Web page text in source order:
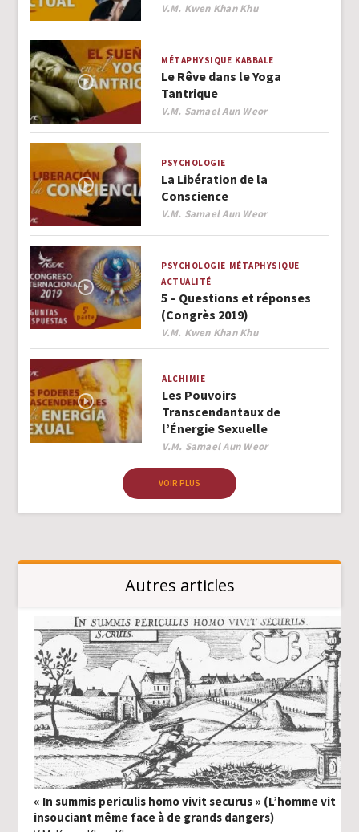
Author
V.M. Kwen Khan Khu
MÉTAPHYSIQUE KABBALE
Le Rêve dans le Yoga
Tantrique
Author
V.M. Samael Aun Weor
PSYCHOLOGIE
La Libération de la
Conscience
Author
V.M. Samael Aun Weor
PSYCHOLOGIE MÉTAPHYSIQUE
ACTUALITÉ
5 – Questions et réponses
(Congrès 2019)
Author
V.M. Kwen Khan Khu
ALCHIMIE
Les Pouvoirs
Transcendantaux de
l’Énergie Sexuelle
Author
V.M. Samael Aun Weor
VOIR PLUS
Autres articles
« In summis periculis homo vivit securus » (L’homme vit
insouciant même face à de grands dangers)